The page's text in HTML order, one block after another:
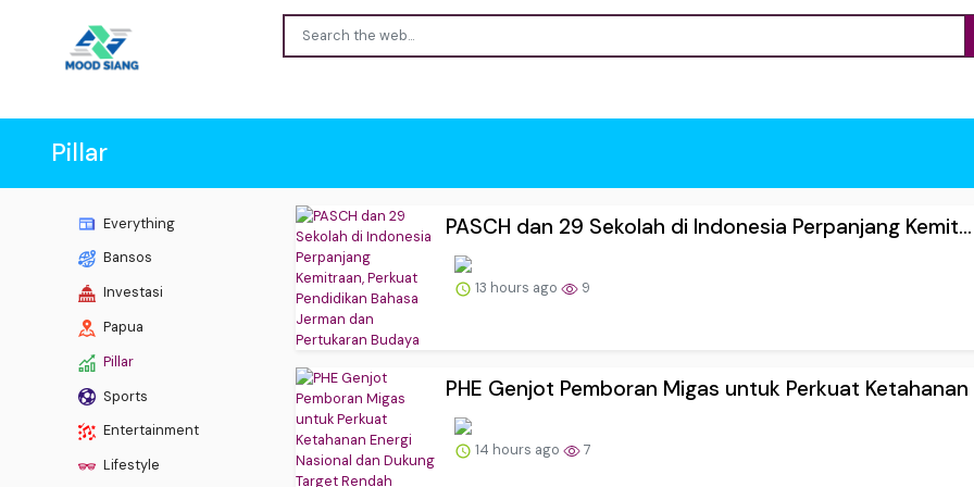
Pillar
Everything
Bansos
Investasi
Papua
Pillar
Sports
Entertainment
Lifestyle
PASCH dan 29 Sekolah di Indonesia Perpanjang Kemit...
13 hours ago 9
PHE Genjot Pemboran Migas untuk Perkuat Ketahanan
14 hours ago 7